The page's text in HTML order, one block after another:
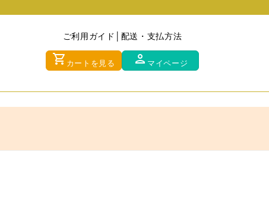
ご利用ガイド 配送・支払方法
shopping_cart カートを見る person マイページ